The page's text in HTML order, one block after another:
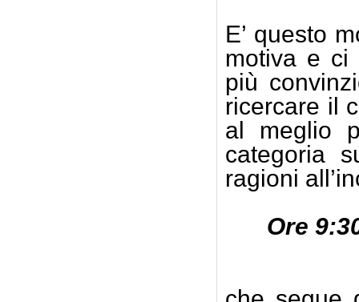
E’ questo
motiva e ci
più
ricercare il
al meglio
categoria
ragioni
Ore